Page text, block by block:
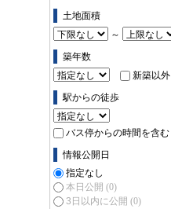
土地面積
～
築年数
新築以外
駅からの徒歩
バス停からの時間を含む
情報公開日
指定なし
本日公開 (0)
3日以内に公開 (0)